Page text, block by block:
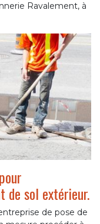
Ravalement, à
de sol extérieur.
de pose de